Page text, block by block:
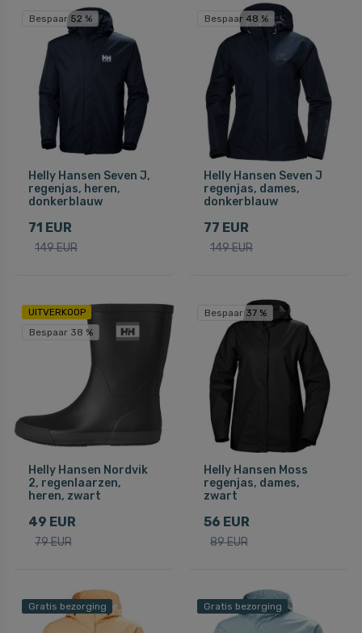
Bespaar 52 %
Helly Hansen Seven J,
regenjas, heren,
donkerblauw
71 EUR
149 EUR
Bespaar 48 %
Helly Hansen Seven J
regenjas, dames,
donkerblauw
77 EUR
149 EUR
UITVERKOOP
Bespaar 38 %
Helly Hansen Nordvik
2, regenlaarzen,
heren, zwart
49 EUR
79 EUR
Bespaar 37 %
Helly Hansen Moss
regenjas, dames,
zwart
56 EUR
89 EUR
Gratis bezorging Gratis bezorging